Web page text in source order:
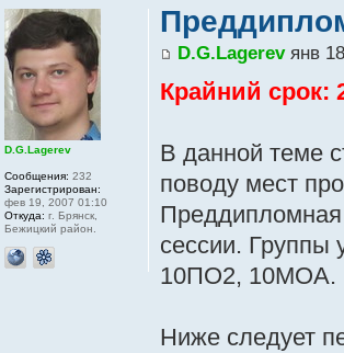
D.G.Lagerevянв
Крайний срок:
В данной теме
поводу мест
Преддипломная
сессии. Группы
10ПО2, 10МОА.
Ниже следует
D.G.Lagerev
Сообщения: 232
Зарегистрирован:
фев 19, 2007 01:10
Откуда: г. Брянск,
Бежицкий район.